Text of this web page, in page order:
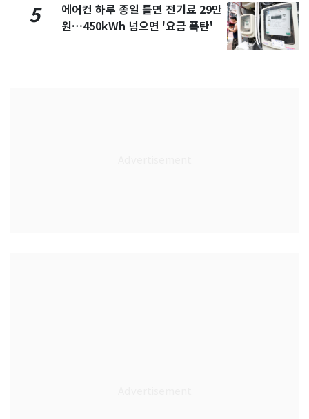
5
에어컨 하루 종일 틀면 전기료 29만
원…450kWh 넘으면 '요금 폭탄'